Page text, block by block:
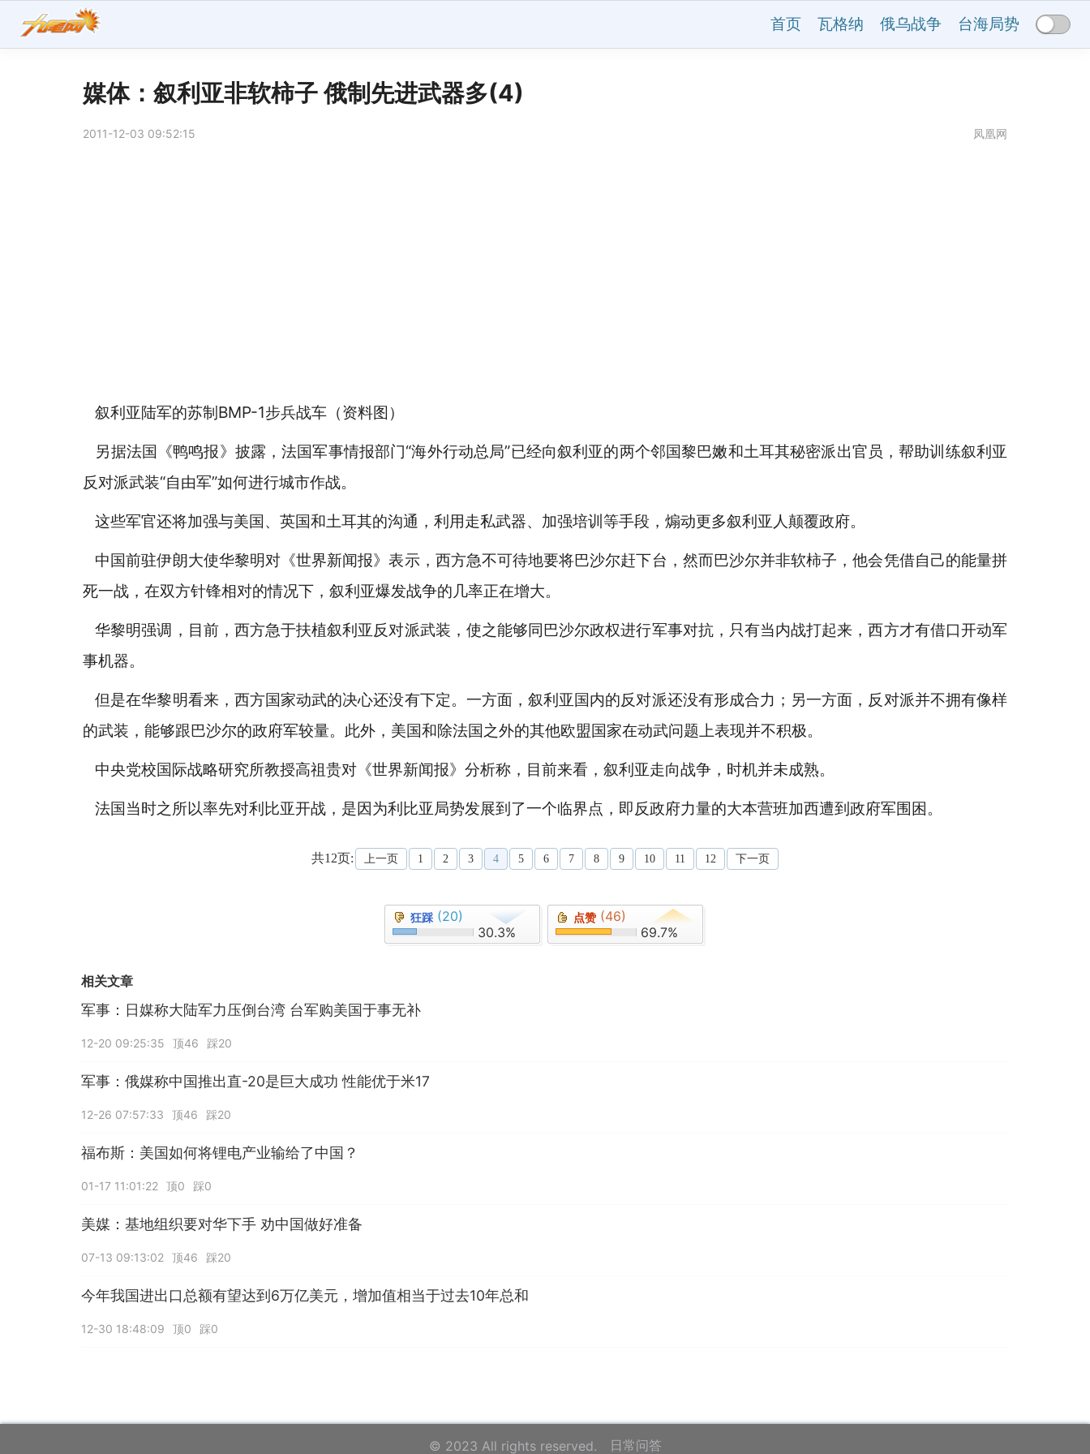
首页 瓦格纳 俄乌战争 台海局势
媒体：叙利亚非软柿子 俄制先进武器多(4)
2011-12-03 09:52:15 凤凰网
叙利亚陆军的苏制BMP-1步兵战车（资料图）
另据法国《鸭鸣报》披露，法国军事情报部门“海外行动总局”已经向叙利亚的两个邻国黎巴嫩和土耳其秘密派出官员，帮助训练叙利亚
反对派武装“自由军”如何进行城市作战。
这些军官还将加强与美国、英国和土耳其的沟通，利用走私武器、加强培训等手段，煽动更多叙利亚人颠覆政府。
中国前驻伊朗大使华黎明对《世界新闻报》表示，西方急不可待地要将巴沙尔赶下台，然而巴沙尔并非软柿子，他会凭借自己的能量拼
死一战，在双方针锋相对的情况下，叙利亚爆发战争的几率正在增大。
华黎明强调，目前，西方急于扶植叙利亚反对派武装，使之能够同巴沙尔政权进行军事对抗，只有当内战打起来，西方才有借口开动军
事机器。
但是在华黎明看来，西方国家动武的决心还没有下定。一方面，叙利亚国内的反对派还没有形成合力；另一方面，反对派并不拥有像样
的武装，能够跟巴沙尔的政府军较量。此外，美国和除法国之外的其他欧盟国家在动武问题上表现并不积极。
中央党校国际战略研究所教授高祖贵对《世界新闻报》分析称，目前来看，叙利亚走向战争，时机并未成熟。
法国当时之所以率先对利比亚开战，是因为利比亚局势发展到了一个临界点，即反政府力量的大本营班加西遭到政府军围困。
共12页: 上一页 1 2 3 4 5 6 7 8 9 10 11 12 下一页
狂踩 (20)
30.3%
点赞 (46)
69.7%
相关文章
军事：日媒称大陆军力压倒台湾 台军购美国于事无补
12-20 09:25:35 顶46 踩20
军事：俄媒称中国推出直-20是巨大成功 性能优于米17
12-26 07:57:33 顶46 踩20
福布斯：美国如何将锂电产业输给了中国？
01-17 11:01:22 顶0 踩0
美媒：基地组织要对华下手 劝中国做好准备
07-13 09:13:02 顶46 踩20
今年我国进出口总额有望达到6万亿美元，增加值相当于过去10年总和
12-30 18:48:09 顶0 踩0
© 2023 All rights reserved. 日常问答